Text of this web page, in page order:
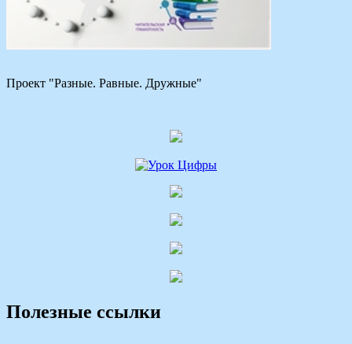
Проект "Разные. Равные. Дружные"
Полезные ссылки